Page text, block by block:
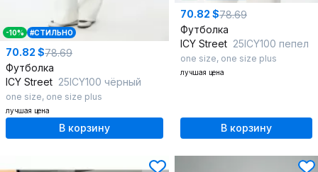
-10% #СТИЛЬНО
70.82 $78.69
Футболка
ICY Street 25ICY100 чёрный
one size, one size plus
лучшая цена
В корзину
70.82 $78.69
Футболка
ICY Street 25ICY100 пепел
one size, one size plus
лучшая цена
В корзину